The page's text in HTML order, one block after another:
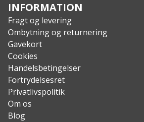
INFORMATION
Fragt og levering
Ombytning og returnering
Gavekort
Cookies
Handelsbetingelser
Fortrydelsesret
Privatlivspolitik
Om os
Blog